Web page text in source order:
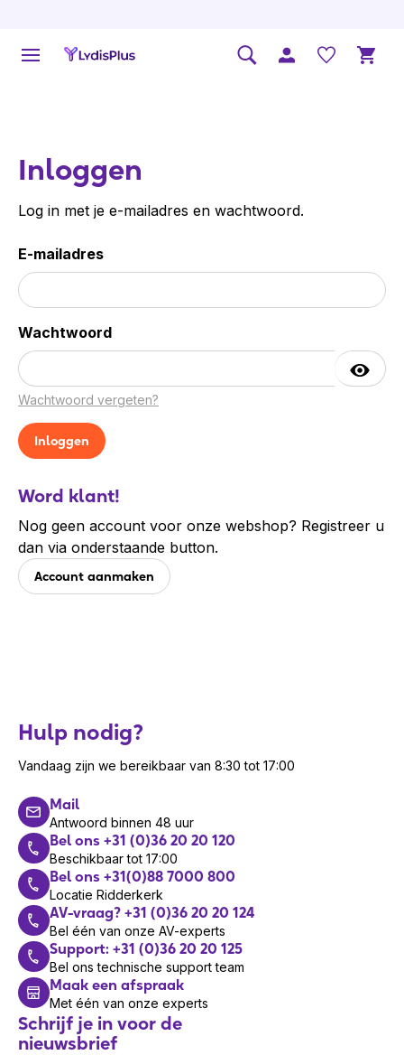
Inloggen
Log in met je e-mailadres en wachtwoord.
E-mailadres
Wachtwoord
Wachtwoord vergeten?
Word klant!
Nog geen account voor onze webshop? Registreer u
dan via onderstaande button.
Account aanmaken
Hulp nodig?
Vandaag zijn we bereikbaar van 8:30 tot 17:00
Mail
Antwoord binnen 48 uur
Bel ons +31 (0)36 20 20 120
Beschikbaar tot 17:00
Bel ons +31(0)88 7000 800
Locatie Ridderkerk
AV-vraag? +31 (0)36 20 20 124
Bel één van onze AV-experts
Support: +31 (0)36 20 20 125
Bel ons technische support team
Maak een afspraak
Met één van onze experts
Schrijf je in voor de
nieuwsbrief